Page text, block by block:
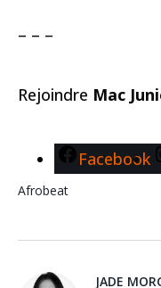
– – –
Rejoindre Mac
Facebook
Afrobeat
JADE